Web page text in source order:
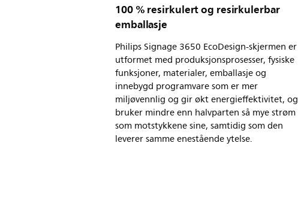
100 % resirkulert og resirkulerbar
emballasje
Philips Signage 3650 EcoDesign-skjermen er
utformet med produksjonsprosesser, fysiske
funksjoner, materialer, emballasje og
innebygd programvare som er mer
miljøvennlig og gir økt energieffektivitet, og
bruker mindre enn halvparten så mye strøm
som motstykkene sine, samtidig som den
leverer samme enestående ytelse.